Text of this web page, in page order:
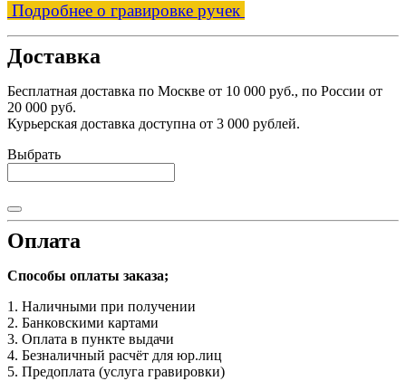
Подробнее о гравировке ручек
Доставка
Бесплатная доставка по Москве от 10 000 руб., по России от
20 000 руб.
Курьерская доставка доступна от 3 000 рублей.
Выбрать
Оплата
Способы оплаты заказа;
1. Наличными при получении
2. Банковскими картами
3. Оплата в пункте выдачи
4. Безналичный расчёт для юр.лиц
5. Предоплата (услуга гравировки)